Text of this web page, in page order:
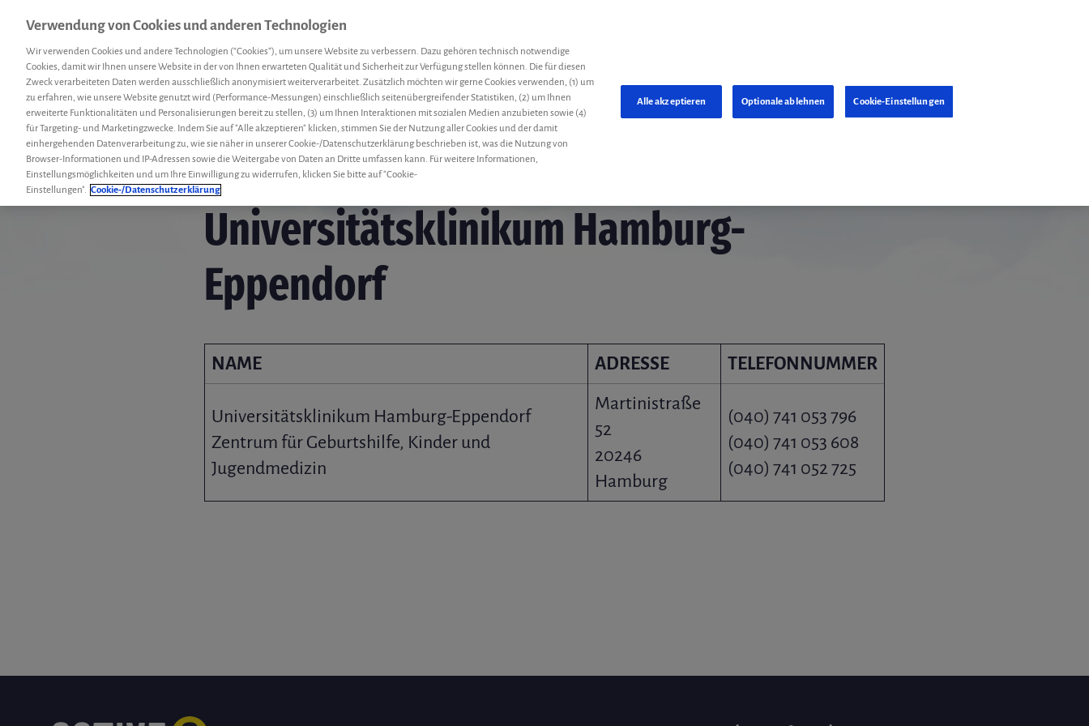
Universitätsklinikum Hamburg-
Eppendorf
NAME ADRESSE TELEFONNUMMER
Universitätsklinikum Hamburg-Eppendorf
Zentrum für Geburtshilfe, Kinder und
Jugendmedizin
Martinistraße
52
20246
Hamburg
(040) 741 053 796
(040) 741 053 608
(040) 741 052 725
Verwendung von Cookies und anderen Technologien
Wir verwenden Cookies und andere Technologien (“Cookies”), um unsere Website zu verbessern. Dazu gehören technisch notwendige
Cookies, damit wir Ihnen unsere Website in der von Ihnen erwarteten Qualität und Sicherheit zur Verfügung stellen können. Die für diesen
Zweck verarbeiteten Daten werden ausschließlich anonymisiert weiterverarbeitet. Zusätzlich möchten wir gerne Cookies verwenden, (1) um
zu erfahren, wie unsere Website genutzt wird (Performance-Messungen) einschließlich seitenübergreifender Statistiken, (2) um Ihnen
erweiterte Funktionalitäten und Personalisierungen bereit zu stellen, (3) um Ihnen Interaktionen mit sozialen Medien anzubieten sowie (4)
für Targeting- und Marketingzwecke. Indem Sie auf "Alle akzeptieren" klicken, stimmen Sie der Nutzung aller Cookies und der damit
einhergehenden Datenverarbeitung zu, wie sie näher in unserer Cookie-/Datenschutzerklärung beschrieben ist, was die Nutzung von
Browser-Informationen und IP-Adressen sowie die Weitergabe von Daten an Dritte umfassen kann. Für weitere Informationen,
Einstellungsmöglichkeiten und um Ihre Einwilligung zu widerrufen, klicken Sie bitte auf "Cookie-
Einstellungen". Cookie-/Datenschutzerklärung
Cookie-Einstellungen
Optionale ablehnen
Alle akzeptieren